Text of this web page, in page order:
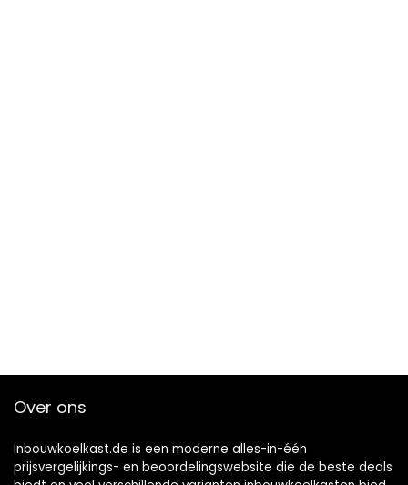
Over ons
Inbouwkoelkast.de is een moderne alles-in-één
prijsvergelijkings- en beoordelingswebsite die de beste deals